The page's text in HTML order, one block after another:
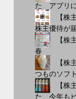
た アプリ
【株
株主優待が
【株
春
【株
つものソフ
【株
た 今年も